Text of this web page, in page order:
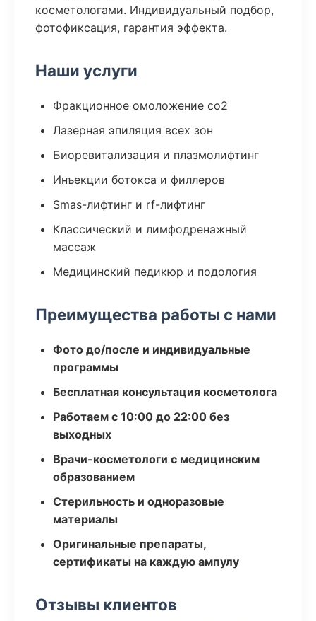
косметологами. Индивидуальный подбор,
фотофиксация, гарантия эффекта.
Наши услуги
Фракционное омоложение co2
Лазерная эпиляция всех зон
Биоревитализация и плазмолифтинг
Инъекции ботокса и филлеров
Smas-лифтинг и rf-лифтинг
Классический и лимфодренажный
массаж
Медицинский педикюр и подология
Преимущества работы с нами
Фото до/после и индивидуальные
программы
Бесплатная консультация косметолога
Работаем с 10:00 до 22:00 без
выходных
Врачи-косметологи с медицинским
образованием
Стерильность и одноразовые
материалы
Оригинальные препараты,
сертификаты на каждую ампулу
Отзывы клиентов